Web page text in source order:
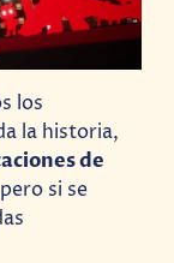
los
la historia,
de
si se